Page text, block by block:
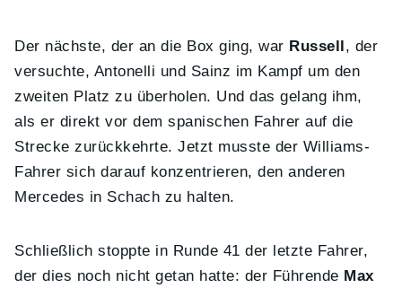
Der nächste, der an die Box ging, war Russell, der
versuchte, Antonelli und Sainz im Kampf um den
zweiten Platz zu überholen. Und das gelang ihm,
als er direkt vor dem spanischen Fahrer auf die
Strecke zurückkehrte. Jetzt musste der Williams-
Fahrer sich darauf konzentrieren, den anderen
Mercedes in Schach zu halten.
Schließlich stoppte in Runde 41 der letzte Fahrer,
der dies noch nicht getan hatte: der Führende Max